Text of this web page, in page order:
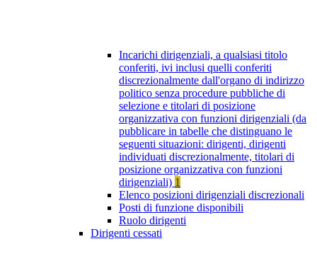
Incarichi dirigenziali, a qualsiasi titolo
conferiti, ivi inclusi quelli conferiti
discrezionalmente dall'organo di indirizzo
politico senza procedure pubbliche di
selezione e titolari di posizione
organizzativa con funzioni dirigenziali (da
pubblicare in tabelle che distinguano le
seguenti situazioni: dirigenti, dirigenti
individuati discrezionalmente, titolari di
posizione organizzativa con funzioni
dirigenziali) 1
Elenco posizioni dirigenziali discrezionali
Posti di funzione disponibili
Ruolo dirigenti
Dirigenti cessati